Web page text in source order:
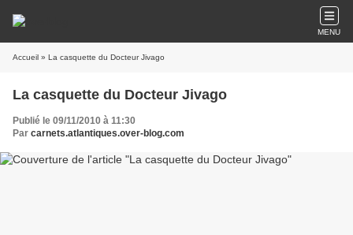
MENU
Accueil » La casquette du Docteur Jivago
La casquette du Docteur Jivago
Publié le 09/11/2010 à 11:30
Par carnets.atlantiques.over-blog.com